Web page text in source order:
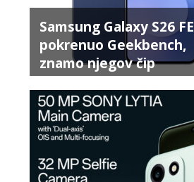
Samsung Galaxy S26 FE
pokrenuo Geekbench,
znamo njegov čip